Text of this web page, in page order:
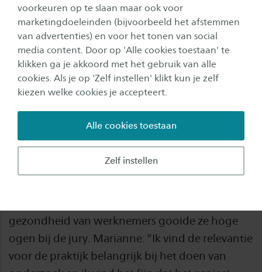
voorkeuren op te slaan maar ook voor
marketingdoeleinden (bijvoorbeeld het afstemmen
van advertenties) en voor het tonen van social
media content. Door op 'Alle cookies toestaan' te
klikken ga je akkoord met het gebruik van alle
cookies. Als je op 'Zelf instellen' klikt kun je zelf
kiezen welke cookies je accepteert.
Zelf instellen
Alle cookies toestaan
tonen
Organisatie
Marianne Six Dijkstra wint
Saxion Research Award
24 juni 2019 Leestijd: 2 Minuten
Marianne Six Dijkstra, docent Arbeid en
Gezondheid bij de academie Gezondheidszorg
en PhD-student, is de winnaar van de Saxion
gezondheid van werknemers gooide ze hoge
ogen bij de jury. Marianne: “Ik vind de relevantie
voor de praktijk belangrijk bij het doen van